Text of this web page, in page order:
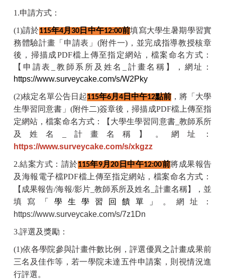
1.申請方式：
(1)請於115年4月30 日中午12:00前填寫大學生暑期學習實
務體驗計畫「申請表」 (附件一) ，並完成指導教授核章
後，掃描成PDF檔上傳至指定網站，檔案命名方式：
【申請表
教師系所及姓名
計畫名稱】，網址：
https://www.surveycake.com/s/W2Pky
(2)核定名單公告日起115年6月 4 日中午12點前 ，將「大學
生學習同意書」 (附件二)簽章後，掃描成PDF檔上傳至指
定網站，檔案命名方式：【大學生學習同意書_ 教師系所
及姓名
計畫名稱】。網址：
https://www.surveycake.com/s/xkgzz
2.結案方式：請於115年9月20 日中午12:00前將成果報告
及海報電子檔PDF檔上傳至指定網站，檔案命名方式：
【成果報告/海報/影片_ 教師系所及姓名 計畫名稱】
，並
填寫
「學生學習回饋單」
。網址：
https://www.surveycake.com/s/7z1Dn
3.評選及獎勵：
(1)依各學院參與計畫件數比例，評選優異之計畫成果前
三名及佳作等，若一學院未達五件申請案，則視情況進
行評選。